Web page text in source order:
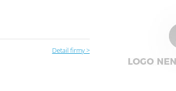
Detail firmy >